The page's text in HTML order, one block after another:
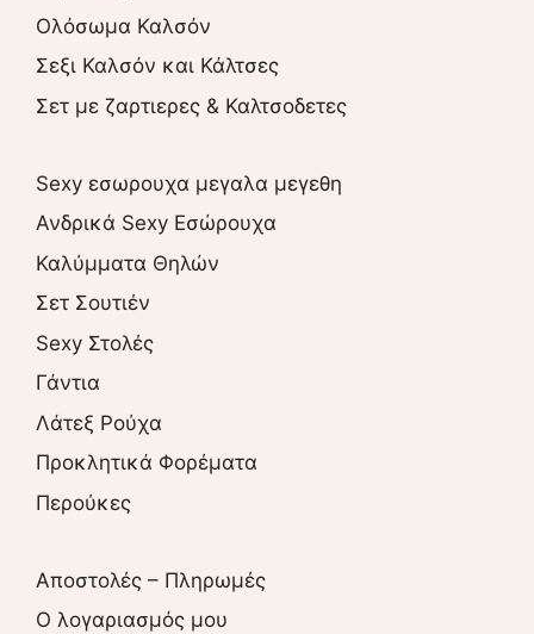
Ολόσωμα Καλσόν
Σεξι Καλσόν και Κάλτσες
Σετ με ζαρτιερες & Καλτσοδετες
Sexy εσωρουχα μεγαλα μεγεθη
Ανδρικά Sexy Εσώρουχα
Καλύμματα Θηλών
Σετ Σουτιέν
Sexy Στολές
Γάντια
Λάτεξ Ρούχα
Προκλητικά Φορέματα
Περούκες
Αποστολές – Πληρωμές
O λογαριασμός μου